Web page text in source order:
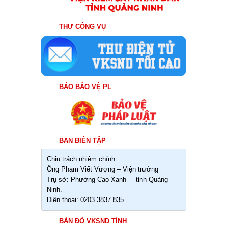
THƯ CÔNG VỤ
BÁO BẢO VỆ PL
BAN BIÊN TẬP
Chịu trách nhiệm chính:
Ông Phạm Viết Vượng – Viện trưởng
Trụ sở: Phường Cao Xanh – tỉnh Quảng
Ninh.
Điện thoại: 0203.3837.835
BẢN ĐỒ VKSND TỈNH